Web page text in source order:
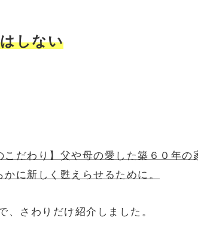
しない
こだわり】父や母の愛した築６０年
かに新しく甦えらせるために。
、さわりだけ紹介しました。